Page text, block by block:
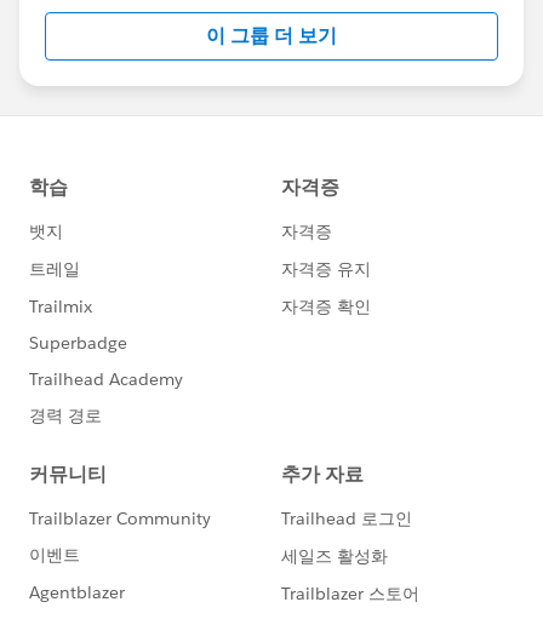
Account Engagement(旧Pardot)に関する総合コミ
ュニティとしてお役立てください！
https://www.salesforce.com/jp/products/pardot
/overview
このグループは株式会社セールスフォース・ジャパ
ンの社員によって管理、運営されています。
「Trailblazer Community オンライン行動規範」に
https://trailhead.salesforce.com/ja/trailblazerco
mmunity/code-of-conduct
このグループ内での発言はForward Looking
http://investor.salesforce.com/about-
statements/default.aspx
https://www.salesforce.com/jp/company/progra
이 그룹 더 보기